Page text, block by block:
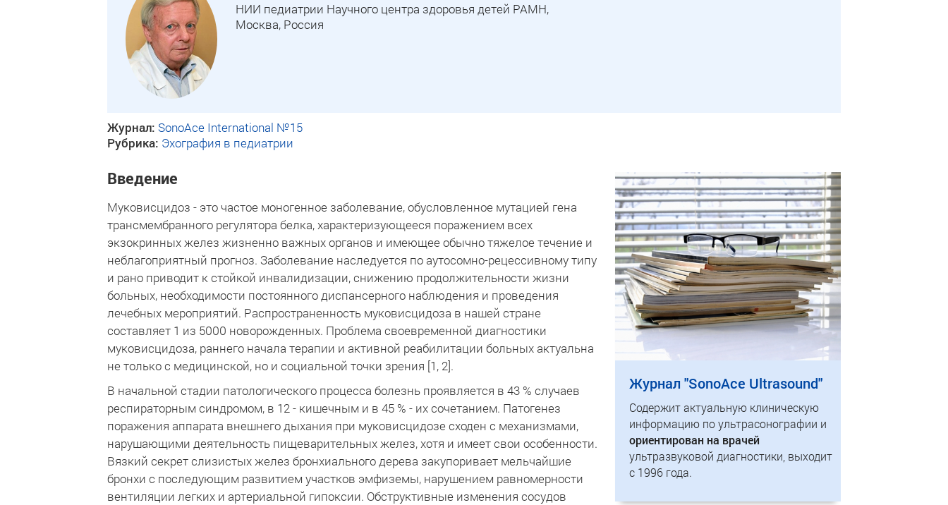
НИИ педиатрии Научного центра здоровья детей РАМН,
Москва, Россия
Журнал: SonoAce International №15
Рубрика: Эхография в педиатрии
Журнал "SonoAce Ultrasound"
Содержит актуальную клиническую
информацию по ультрасонографии и
ориентирован на врачей
ультразвуковой диагностики, выходит
с 1996 года.
Введение
Муковисцидоз - это частое моногенное заболевание, обусловленное мутацией гена
трансмембранного регулятора белка, характеризующееся поражением всех
экзокринных желез жизненно важных органов и имеющее обычно тяжелое течение и
неблагоприятный прогноз. Заболевание наследуется по аутосомно-рецессивному типу
и рано приводит к стойкой инвалидизации, снижению продолжительности жизни
больных, необходимости постоянного диспансерного наблюдения и проведения
лечебных мероприятий. Распространенность муковисцидоза в нашей стране
составляет 1 из 5000 новорожденных. Проблема своевременной диагностики
муковисцидоза, раннего начала терапии и активной реабилитации больных актуальна
не только с медицинской, но и социальной точки зрения [1, 2].
В начальной стадии патологического процесса болезнь проявляется в 43 % случаев
респираторным синдромом, в 12 - кишечным и в 45 % - их сочетанием. Патогенез
поражения аппарата внешнего дыхания при муковисцидозе сходен с механизмами,
нарушающими деятельность пищеварительных желез, хотя и имеет свои особенности.
Вязкий секрет слизистых желез бронхиального дерева закупоривает мельчайшие
бронхи с последующим развитием участков эмфиземы, нарушением равномерности
вентиляции легких и артериальной гипоксии. Обструктивные изменения сосудов